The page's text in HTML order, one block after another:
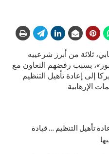
ثلاثة من أبرز شرعييه
بسبب رفضهم التعاون مع
إلى إعادة تأهيل التنظيم
الإرهابية.
تأهيل التنظيم … قيادة